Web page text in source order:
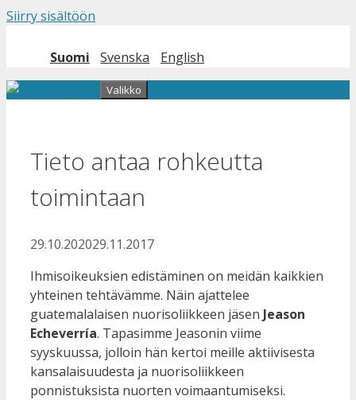
Siirry sisältöön
Suomi Svenska English
Valikko
Tieto antaa rohkeutta
toimintaan
29.10.202029.11.2017
Ihmisoikeuksien edistäminen on meidän kaikkien
yhteinen tehtävämme. Näin ajattelee
guatemalalaisen nuorisoliikkeen jäsen Jeason
Echeverría. Tapasimme Jeasonin viime
syyskuussa, jolloin hän kertoi meille aktiivisesta
kansalaisuudesta ja nuorisoliikkeen
ponnistuksista nuorten voimaantumiseksi.